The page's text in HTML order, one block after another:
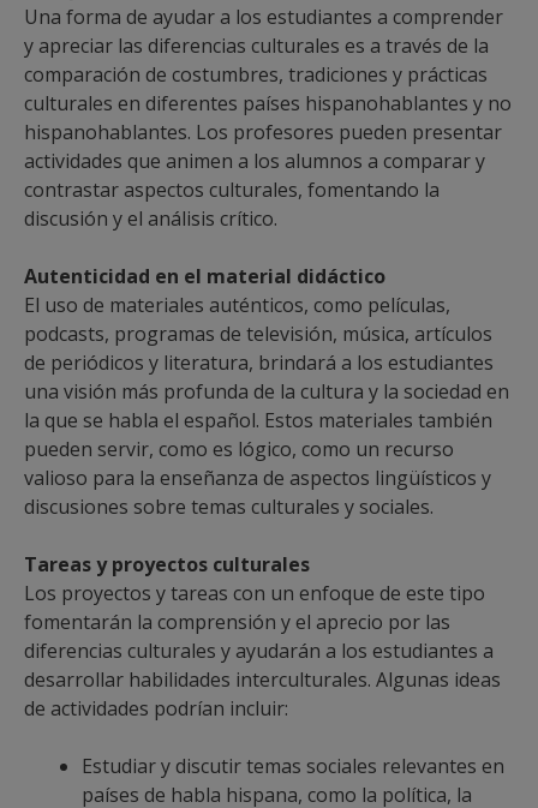
Una forma de ayudar a los estudiantes a comprender
y apreciar las diferencias culturales es a través de la
comparación de costumbres, tradiciones y prácticas
culturales en diferentes países hispanohablantes y no
hispanohablantes. Los profesores pueden presentar
actividades que animen a los alumnos a comparar y
contrastar aspectos culturales, fomentando la
discusión y el análisis crítico.
Autenticidad en el material didáctico
El uso de materiales auténticos, como películas,
podcasts, programas de televisión, música, artículos
de periódicos y literatura, brindará a los estudiantes
una visión más profunda de la cultura y la sociedad en
la que se habla el español. Estos materiales también
pueden servir, como es lógico, como un recurso
valioso para la enseñanza de aspectos lingüísticos y
discusiones sobre temas culturales y sociales.
Tareas y proyectos culturales
Los proyectos y tareas con un enfoque de este tipo
fomentarán la comprensión y el aprecio por las
diferencias culturales y ayudarán a los estudiantes a
desarrollar habilidades interculturales. Algunas ideas
de actividades podrían incluir:
Estudiar y discutir temas sociales relevantes en
países de habla hispana, como la política, la